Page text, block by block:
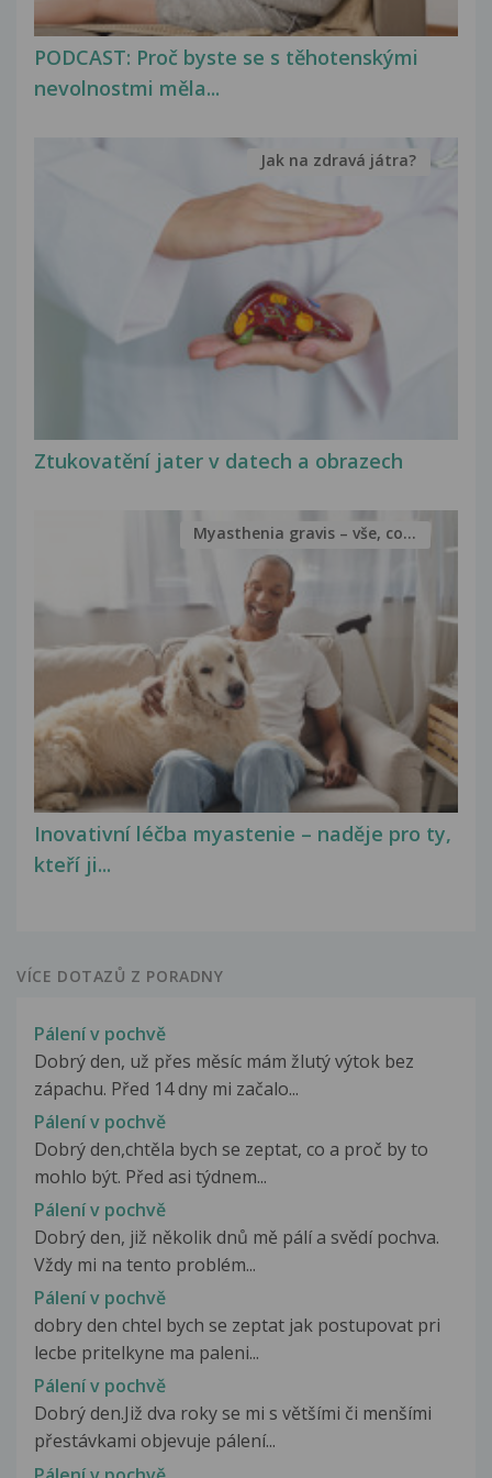
PODCAST: Proč byste se s těhotenskými
nevolnostmi měla...
Ztukovatění jater v datech a obrazech
Jak na zdravá játra?
Inovativní léčba myastenie – naděje pro ty,
kteří ji...
Myasthenia gravis – vše, co...
VÍCE DOTAZŮ Z PORADNY
Pálení v pochvě
Dobrý den, už přes měsíc mám žlutý výtok bez
zápachu. Před 14 dny mi začalo...
Pálení v pochvě
Dobrý den,chtěla bych se zeptat, co a proč by to
mohlo být. Před asi týdnem...
Pálení v pochvě
Dobrý den, již několik dnů mě pálí a svědí pochva.
Vždy mi na tento problém...
Pálení v pochvě
dobry den chtel bych se zeptat jak postupovat pri
lecbe pritelkyne ma paleni...
Pálení v pochvě
Dobrý den.Již dva roky se mi s většími či menšími
přestávkami objevuje pálení...